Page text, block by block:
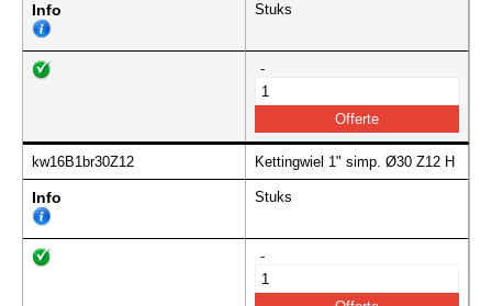
Info Stuks
-
kw16B1br30Z12 Kettingwiel 1" simp. Ø30 Z12 H
Info Stuks
-